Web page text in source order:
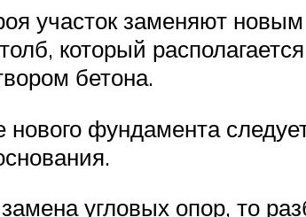
участок заменяют новым
который
бетона.
нового фундамента
угловых опор, то